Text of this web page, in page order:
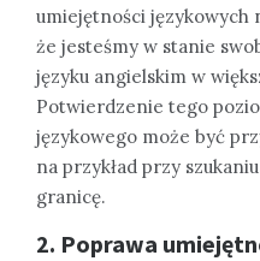
umiejętności językowych
że jesteśmy w stanie
języku angielskim w
Potwierdzenie tego
językowego może być
na przykład przy
granicę.
2. Poprawa